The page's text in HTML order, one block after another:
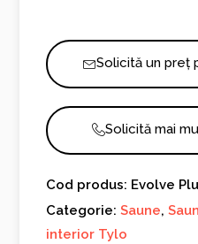
Solicită un preț
Solicită mai
Cod produs: Evolve
Categorie:Saune,
interior Tylo